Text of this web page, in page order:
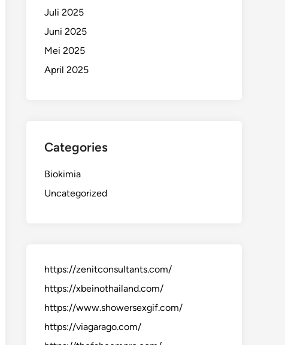
Juli 2025
Juni 2025
Mei 2025
April 2025
Categories
Biokimia
Uncategorized
https://zenitconsultants.com/
https://xbeinothailand.com/
https://www.showersexgif.com/
https://viagarago.com/